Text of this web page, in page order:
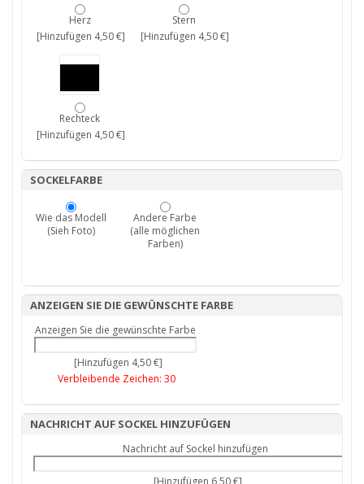
Herz
[Hinzufügen 4,50 €]
Stern
[Hinzufügen 4,50 €]
Rechteck
[Hinzufügen 4,50 €]
SOCKELFARBE
Wie das Modell
(Sieh Foto)
Andere Farbe
(alle möglichen
Farben)
ANZEIGEN SIE DIE GEWÜNSCHTE FARBE
Anzeigen Sie die gewünschte Farbe
[Hinzufügen 4,50 €]
Verbleibende Zeichen: 30
NACHRICHT AUF SOCKEL HINZUFÜGEN
Nachricht auf Sockel hinzufügen